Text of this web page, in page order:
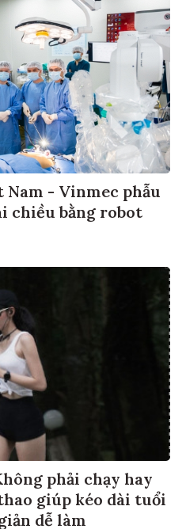
- Vinmec phẫu
chiều bằng robot
phải chạy hay
giúp kéo dài tuổi
dễ làm